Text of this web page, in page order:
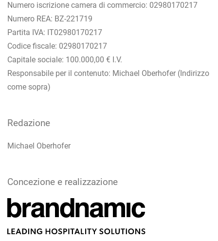
Numero iscrizione camera di commercio: 02980170217
Numero REA: BZ-221719
Partita IVA: IT02980170217
Codice fiscale: 02980170217
Capitale sociale: 100.000,00 € I.V.
Responsabile per il contenuto: Michael Oberhofer (Indirizzo
come sopra)
Redazione
Michael Oberhofer
Concezione e realizzazione